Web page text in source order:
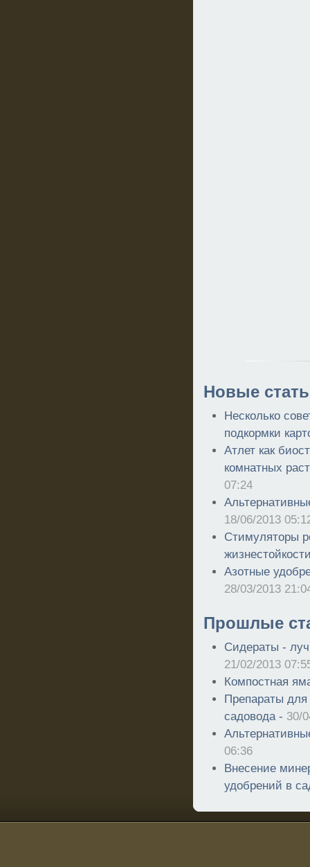
Новые
Несколько
подкормки
Атлет как
комнатных
07:24
18/06/2013
Стимуляторы
Азотные
28/03/2013
Прошлые
Сидераты -
21/02/2013
Компостная
Препараты для
садовода - 30/
06:36
Внесение
удобрений в